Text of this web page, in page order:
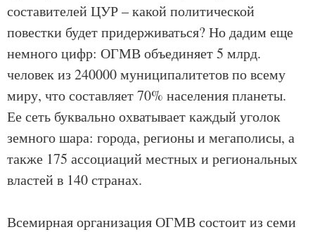
составителей ЦУР – какой политической
повестки будет придерживаться? Но дадим еще
немного цифр: ОГМВ объединяет 5 млрд.
человек из 240000 муниципалитетов по всему
миру, что составляет 70% населения планеты.
Ее сеть буквально охватывает каждый уголок
земного шара: города, регионы и мегаполисы, а
также 175 ассоциаций местных и региональных
властей в 140 странах.
Всемирная организация ОГМВ состоит из семи